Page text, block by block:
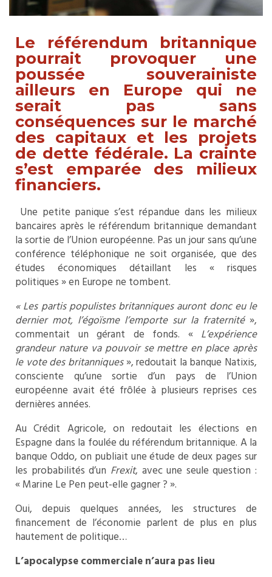
Le référendum britannique
pourrait provoquer une
poussée souverainiste
ailleurs en Europe qui ne
serait pas sans
conséquences sur le marché
des capitaux et les projets
de dette fédérale. La crainte
s’est emparée des milieux
financiers.
Une petite panique s’est répandue dans les milieux
bancaires après le référendum britannique demandant
la sortie de l’Union européenne. Pas un jour sans qu’une
conférence téléphonique ne soit organisée, que des
études économiques détaillant les « risques
politiques » en Europe ne tombent.
« Les partis populistes britanniques auront donc eu le
dernier mot, l’égoïsme l’emporte sur la fraternité»,
commentait un gérant de fonds. « L’expérience
grandeur nature va pouvoir se mettre en place après
le vote des britanniques», redoutait la banque Natixis,
consciente qu’une sortie d’un pays de l’Union
européenne avait été frôlée à plusieurs reprises ces
dernières années.
Au Crédit Agricole, on redoutait les élections en
Espagne dans la foulée du référendum britannique. A la
banque Oddo, on publiait une étude de deux pages sur
les probabilités d’un Frexit, avec une seule question :
« Marine Le Pen peut-elle gagner ? ».
Oui, depuis quelques années, les structures de
financement de l’économie parlent de plus en plus
hautement de politique…
L’apocalypse commerciale n’aura pas lieu